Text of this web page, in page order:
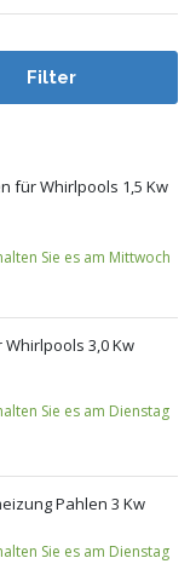
Filter
für Whirlpools 1,5 Kw
Sie es am Mittwoch
3,0 Kw
Sie es am Dienstag
Pahlen 3 Kw
Sie es am Dienstag